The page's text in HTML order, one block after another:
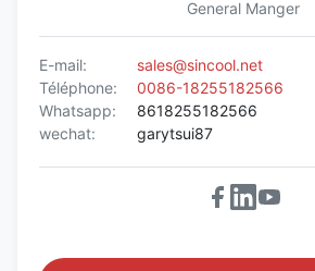
General Manger
E-mail:
sales@sincool.net
Téléphone:
0086-18255182566
Whatsapp:
8618255182566
wechat:
garytsui87